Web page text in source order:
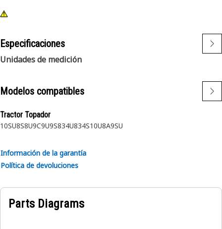
Especificaciones
Unidades de medición
Modelos compatibles
Tractor Topador
10SU8S8U9C9U9S834U834S10U8A9SU
Información de la garantía
Política de devoluciones
Parts Diagrams